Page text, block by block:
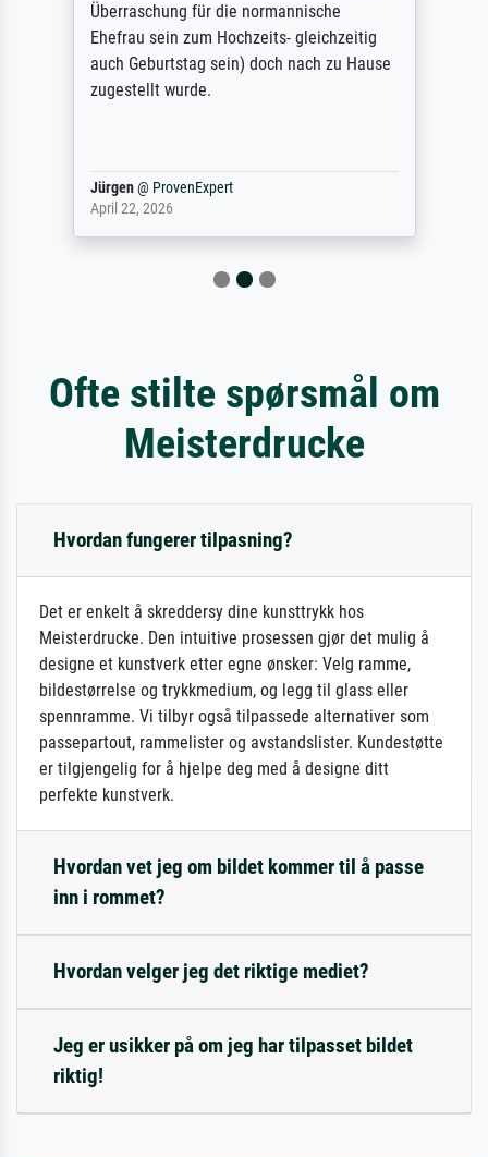
Überraschung für die normannische
Ehefrau sein zum Hochzeits- gleichzeitig
auch Geburtstag sein) doch nach zu Hause
zugestellt wurde.
Jürgen@ ProvenExpert
April 22, 2026
Ofte stilte spørsmål om
Meisterdrucke
Hvordan fungerer tilpasning?
Det er enkelt å skreddersy dine kunsttrykk hos
Meisterdrucke. Den intuitive prosessen gjør det mulig å
designe et kunstverk etter egne ønsker: Velg ramme,
bildestørrelse og trykkmedium, og legg til glass eller
spennramme. Vi tilbyr også tilpassede alternativer som
passepartout, rammelister og avstandslister. Kundestøtte
er tilgjengelig for å hjelpe deg med å designe ditt
perfekte kunstverk.
Hvordan vet jeg om bildet kommer til å passe
inn i rommet?
Hvordan velger jeg det riktige mediet?
Jeg er usikker på om jeg har tilpasset bildet
riktig!